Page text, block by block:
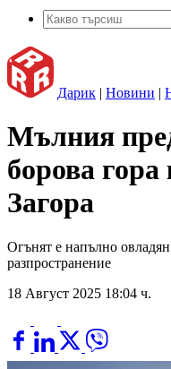
Дарик | Новини |
Мълния
борова
Загора
Огънят е напълно
разпространение
18 Август 2025 18:04 ч.